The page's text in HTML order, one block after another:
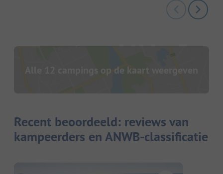
Alle 12 campings op de kaart weergeven
Recent beoordeeld: reviews van
kampeerders en ANWB-classificatie